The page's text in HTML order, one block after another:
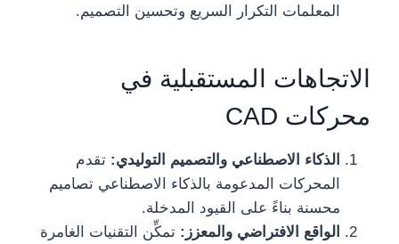
المعلمات التكرار السريع وتحسين التصميم.
الاتجاهات المستقبلية في
محركات CAD
الذكاء الاصطناعي والتصميم التوليدي: تقدم
المحركات المدعومة بالذكاء الاصطناعي تصاميم
محسنة بناءً على القيود المدخلة.
الواقع الافتراضي والمعزز: تمكِّن التقنيات الغامرة